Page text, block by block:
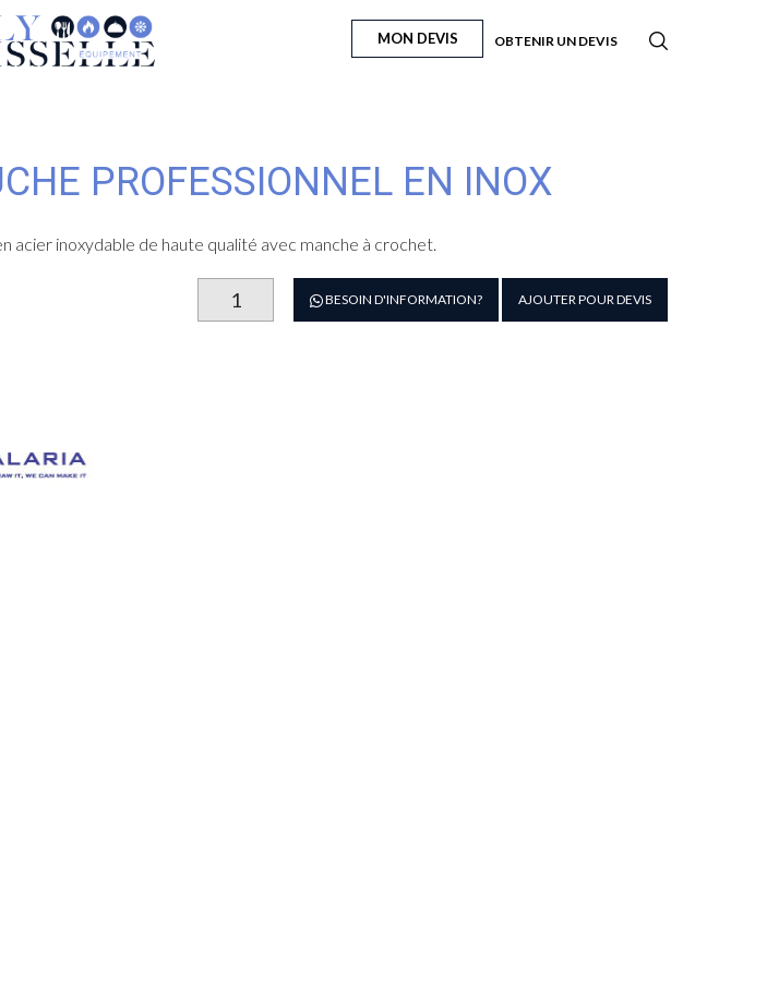
MON DEVIS OBTENIR UN DEVIS
PROFESSIONNEL EN INOX
acier inoxydable de haute qualité avec manche à crochet.
quantitéBESOIN D'INFORMATION? AJOUTER POUR DEVIS